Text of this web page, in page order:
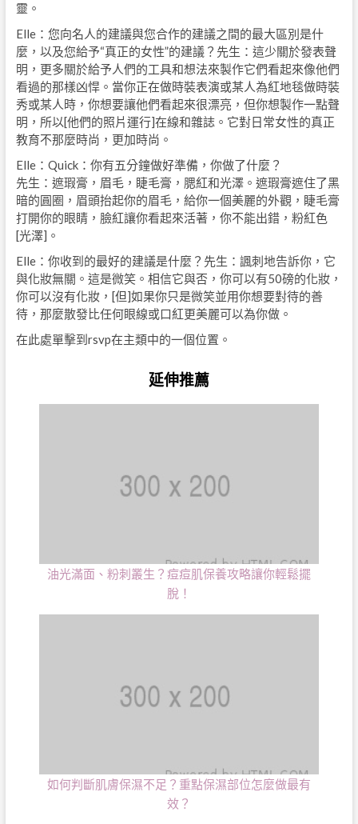
靈。
Elle：您向名人的建議與您合作的建議之間的最大區別是什
麼，以及您給予“真正的女性”的建議？先生：這少關於發表聲
明，更多關於給予人們的工具和想法來製作它們看起來像他們
看過的那樣凶悍。當你正在做時裝表演或某人為紅地毯做時裝
秀或某人時，你想要讓他們看起來很漂亮，但你想製作一點聲
明，所以[他們的照片運行]在線和雜誌。它對日常女性的真正
教育不那麼時尚，更加時尚。
Elle：Quick：你有五分鐘做好準備，你做了什麼？
先生：遮瑕膏，眉毛，睫毛膏，腮紅和光澤。遮瑕膏遮住了黑
暗的圓圈，眉頭抬起你的眉毛，給你一個美麗的外觀，睫毛膏
打開你的眼睛，臉紅讓你看起來活著，你不能出錯，粉紅色
[光澤]。
Elle：你收到的最好的建議是什麼？先生：諷刺地告訴你，它
與化妝無關。這是微笑。相信它與否，你可以有50磅的化妝，
你可以沒有化妝，[但]如果你只是微笑並用你想要對待的善
待，那麼散發比任何眼線或口紅更美麗可以為你做。
在此處單擊到rsvp在主類中的一個位置。
延伸推薦
油光滿面、粉刺叢生？痘痘肌保養攻略讓你輕鬆擺
脫！
如何判斷肌膚保濕不足？重點保濕部位怎麼做最有
效？